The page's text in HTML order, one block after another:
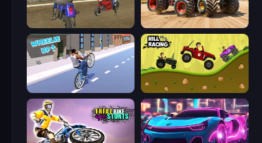
Crazy Moto Stunts Monster Truck Demolition Derby
Wheelie Up Hill Racing